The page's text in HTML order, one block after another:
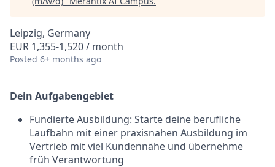
Leipzig, Germany
EUR 1,355-1,520 / month
Posted 6+ months ago
Dein Aufgabengebiet
Fundierte Ausbildung: Starte deine berufliche
Laufbahn mit einer praxisnahen Ausbildung im
Vertrieb mit viel Kundennähe und übernehme
früh Verantwortung